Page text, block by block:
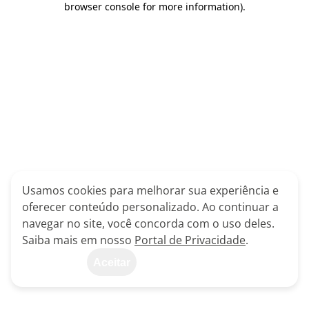
browser console for more information).
Usamos cookies para melhorar sua experiência e
oferecer conteúdo personalizado. Ao continuar a
navegar no site, você concorda com o uso deles.
Saiba mais em nosso Portal de Privacidade.